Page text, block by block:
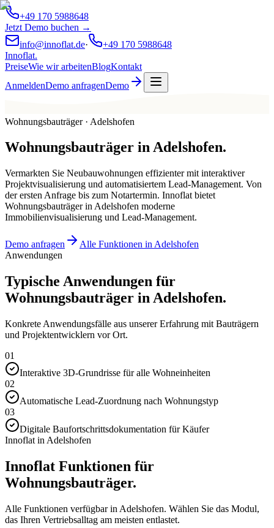
+49 170 5988648
Jetzt Demo buchen →
info@innoflat.de·
+49 170 5988648
Innoflat.
PreiseWie wir arbeitenBlogKontakt
AnmeldenDemo anfragenDemo
Wohnungsbauträger · Adelshofen
Wohnungsbauträger inAdelshofen.
Vermarkten Sie Neubauwohnungen effizienter mit interaktiver
Projektvisualisierung und automatisiertem Lead-Management. Von
der ersten Anfrage bis zum Notartermin. Innoflat bietet
Wohnungsbauträger in Adelshofen moderne
Immobilienvisualisierung und Lead-Management.
Demo anfragen
Alle Funktionen in Adelshofen
Anwendungen
Typische Anwendungen für
Wohnungsbauträger in Adelshofen.
Konkrete Anwendungsfälle aus unserer Erfahrung mit Bauträgern
und Projektentwicklern vor Ort.
01
Interaktive 3D-Grundrisse für alle Wohneinheiten
02
Automatische Lead-Zuordnung nach Wohnungstyp
03
Digitale Baufortschrittsdokumentation für Käufer
Innoflat in Adelshofen
Innoflat Funktionen für
Wohnungsbauträger.
Alle Funktionen verfügbar in Adelshofen. Wählen Sie das Modul,
das Ihren Vertriebsalltag am meisten entlastet.